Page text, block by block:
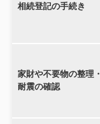
相続登記の手続き
家財や不要物の整理・
耐震の確認